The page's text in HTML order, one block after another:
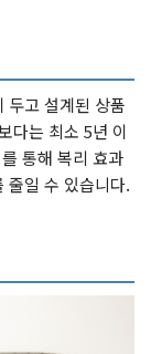
두고 설계된 상품
다는 최소 5년 이
통해 복리 효과
줄일 수 있습니다.